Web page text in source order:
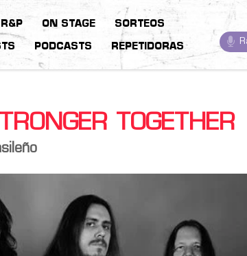
ON STAGE SORTEOS
PODCASTS REPETIDORAS
TOGETHER